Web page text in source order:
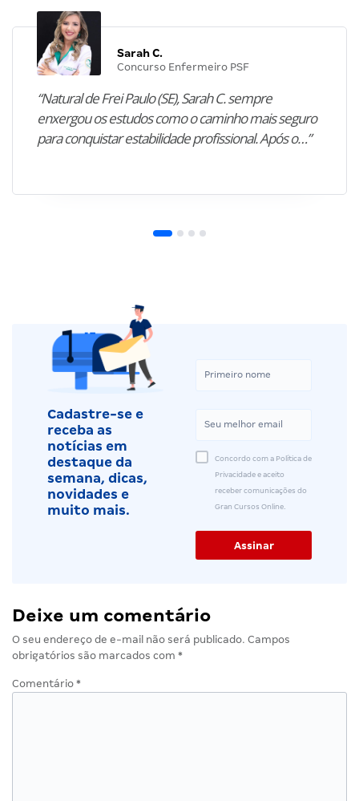
Sarah C.
Concurso Enfermeiro PSF
“Natural de Frei Paulo (SE), Sarah C. sempre
enxergou os estudos como o caminho mais seguro
para conquistar estabilidade profissional. Após o…”
Cadastre-se e
receba as
notícias em
destaque da
semana, dicas,
novidades e
muito mais.
Concordo com a Política de
Privacidade e aceito
receber comunicações do
Gran Cursos Online.
Deixe um comentário
O seu endereço de e-mail não será publicado. Campos
obrigatórios são marcados com *
Comentário *